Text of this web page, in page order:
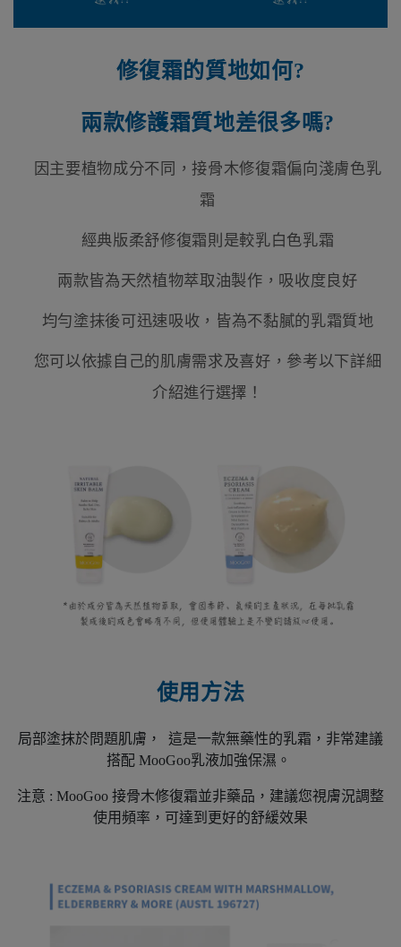
修復霜的質地如何?
兩款修護霜質地差很多嗎?
因主要植物成分不同，接骨木修復霜偏向淺膚色乳
霜
經典版柔舒修復霜則是較乳白色乳霜
兩款皆為天然植物萃取油製作，吸收度良好
均勻塗抹後可迅速吸收，皆為不黏膩的乳霜質地
您可以依據自己的肌膚需求及喜好，參考以下詳細
介紹進行選擇！
使用方法
局部塗抹於問題肌膚， 這是一款無藥性的乳霜，非常建議
搭配 MooGoo乳液加強保濕。
注意 : MooGoo 接骨木修復霜並非藥品，建議您視膚況調整
使用頻率，可達到更好的舒緩效果